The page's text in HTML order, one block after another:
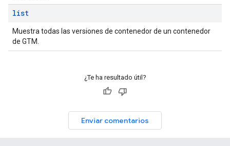
list
Muestra todas las versiones de contenedor de un contenedor
de GTM.
¿Te ha resultado útil?
Enviar comentarios